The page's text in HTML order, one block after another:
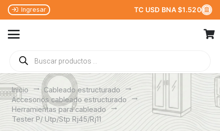
Ingresar TC USD BNA $1.520
Búsqueda
de
productos
Inicio trending_flat Cableado estructurado trending_flat
Accesorios cableado estructurado trending_flat
Herramientas para cableado trending_flat
Tester P/ Utp/Stp Rj45/Rj11